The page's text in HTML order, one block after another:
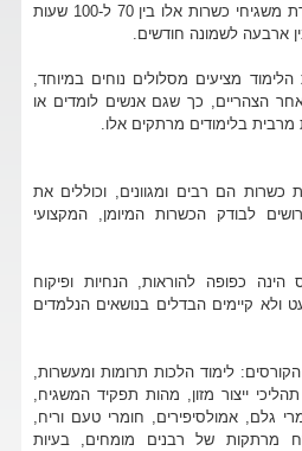
בדרך כלל כוללים לימודי הכשרת משגיחי כשרות אלו בין 70 ל-100 שעות
ארבעה לשמונה חודשים.
מציעים מסלולים נוחים במיוחד,
הצהריים, כך שגם אנשים לומדים או
מרבית בלימודים מרתקים אלו.
כשרות הם רבים ומגוונים, וכוללים את
לבודק הכשרות המיומן, המקצועי
הינה כפופה להוראות, הנחיות ופיקוח
ולא קיימים הבדלים בנושאים הנלמדים
לימוד הלכות תרומות ומעשרות,
ייצור מזון, מהות תפקיד המשגיח,
גלם, אמולסיפירים, חומרי טעם וריח,
מרתקות של רבנים מומחים, בעיות